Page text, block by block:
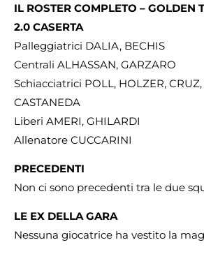
IL ROSTER COMPLETO – GOLDEN
2.0 CASERTA
Palleggiatrici DALIA, BECHIS
Centrali ALHASSAN, GARZARO
Schiacciatrici POLL, HOLZER, CRUZ,
CASTANEDA
Liberi AMERI, GHILARDI
Allenatore CUCCARINI
PRECEDENTI
Non ci sono precedenti tra le due
LE EX DELLA GARA
Nessuna giocatrice ha vestito la